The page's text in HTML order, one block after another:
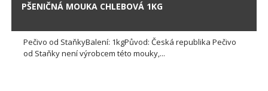
PŠENIČNÁ MOUKA CHLEBOVÁ 1KG
Pečivo od StaňkyBalení: 1kgPůvod: Česká republika Pečivo
od Staňky není výrobcem této mouky,...